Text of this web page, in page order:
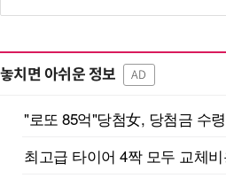
놓치면 아쉬운 정보 AD